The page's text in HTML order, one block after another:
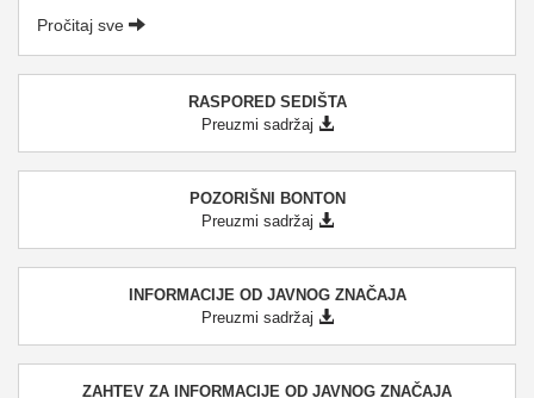
Pročitaj sve
RASPORED SEDIŠTA
Preuzmi sadržaj
POZORIŠNI BONTON
Preuzmi sadržaj
INFORMACIJE OD JAVNOG ZNAČAJA
Preuzmi sadržaj
ZAHTEV ZA INFORMACIJE OD JAVNOG ZNAČAJA